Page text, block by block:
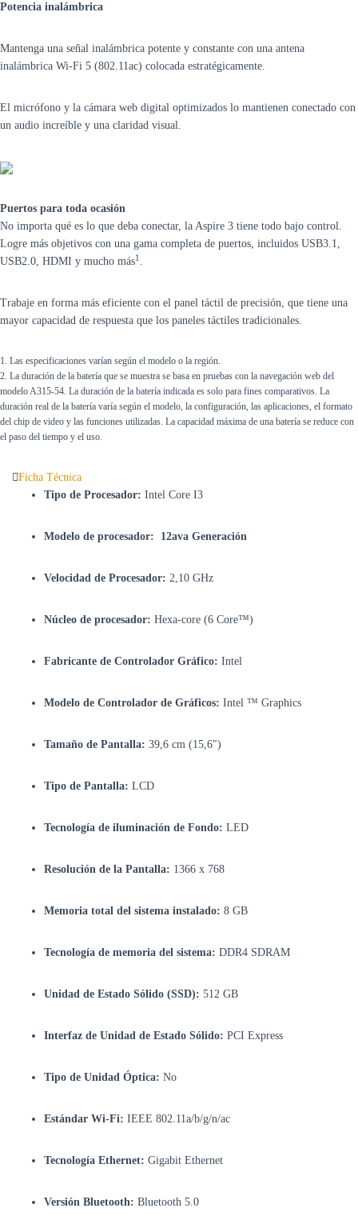
Potencia inalámbrica
Mantenga una señal inalámbrica potente y constante con una antena
inalámbrica Wi-Fi 5 (802.11ac) colocada estratégicamente.
El micrófono y la cámara web digital optimizados lo mantienen conectado con
un audio increíble y una claridad visual.
Puertos para toda ocasión
No importa qué es lo que deba conectar, la Aspire 3 tiene todo bajo control.
Logre más objetivos con una gama completa de puertos, incluidos USB3.1,
USB2.0, HDMI y mucho más1 .
Trabaje en forma más eficiente con el panel táctil de precisión, que tiene una
mayor capacidad de respuesta que los paneles táctiles tradicionales.
1. Las especificaciones varían según el modelo o la región.
2. La duración de la batería que se muestra se basa en pruebas con la navegación web del
modelo A315-54. La duración de la batería indicada es solo para fines comparativos. La
duración real de la batería varía según el modelo, la configuración, las aplicaciones, el formato
del chip de video y las funciones utilizadas. La capacidad máxima de una batería se reduce con
el paso del tiempo y el uso.
Ficha Técnica
Tipo de Procesador: Intel Core I3
Modelo de procesador: 12ava Generación
Velocidad de Procesador: 2,10 GHz
Núcleo de procesador: Hexa-core (6 Core™)
Fabricante de Controlador Gráfico: Intel
Modelo de Controlador de Gráficos: Intel ™ Graphics
Tamaño de Pantalla: 39,6 cm (15,6″)
Tipo de Pantalla: LCD
Tecnología de iluminación de Fondo: LED
Resolución de la Pantalla: 1366 x 768
Memoria total del sistema instalado: 8 GB
Tecnología de memoria del sistema: DDR4 SDRAM
Unidad de Estado Sólido (SSD): 512 GB
Interfaz de Unidad de Estado Sólido: PCI Express
Tipo de Unidad Óptica: No
Estándar Wi-Fi: IEEE 802.11a/b/g/n/ac
Tecnología Ethernet: Gigabit Ethernet
Versión Bluetooth: Bluetooth 5.0